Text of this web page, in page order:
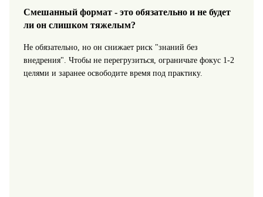
Смешанный формат - это обязательно и не будет
ли он слишком тяжелым?
Не обязательно, но он снижает риск "знаний без
внедрения". Чтобы не перегрузиться, ограничьте фокус 1-2
целями и заранее освободите время под практику.